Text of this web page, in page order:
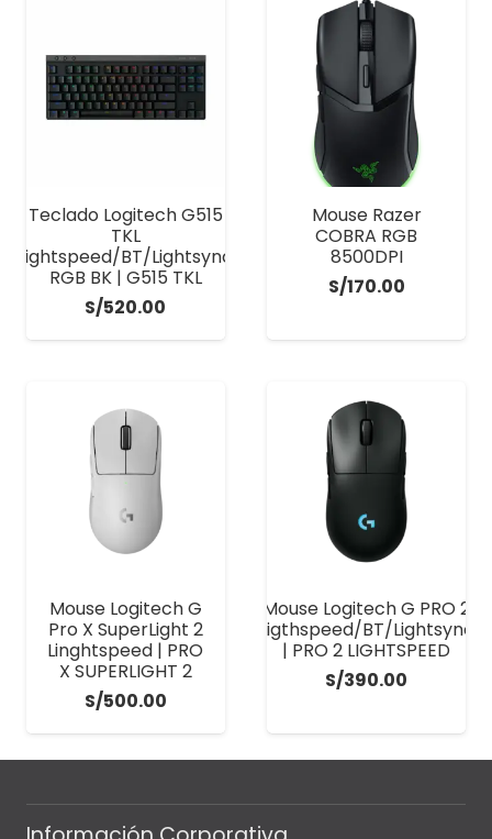
Teclado Logitech G515
TKL
Lightspeed/BT/Lightsync
RGB BK | G515 TKL
S/520.00
Mouse Razer
COBRA RGB
8500DPI
S/170.00
Mouse Logitech G
Pro X SuperLight 2
Linghtspeed | PRO
X SUPERLIGHT 2
S/500.00
Mouse Logitech G PRO 2
Ligthspeed/BT/Lightsync
| PRO 2 LIGHTSPEED
S/390.00